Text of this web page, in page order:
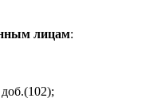
лицам: